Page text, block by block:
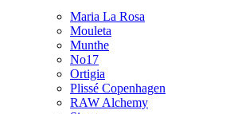
Maria La Rosa
Mouleta
Munthe
No17
Ortigia
Plissé Copenhagen
RAW Alchemy